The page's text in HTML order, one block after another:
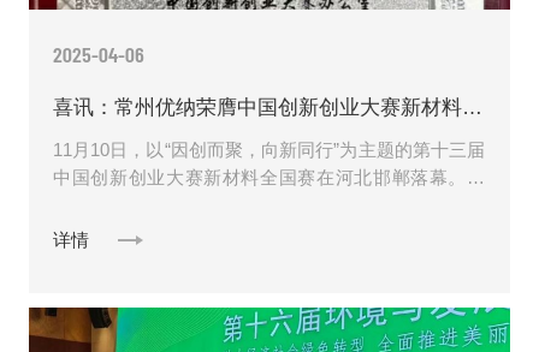
2025-04-06
喜讯：常州优纳荣膺中国创新创业大赛新材料全国赛成长组优秀奖
11月10日，以“因创而聚，向新同行”为主题的第十三届
中国创新创业大赛新材料全国赛在河北邯郸落幕。全
赛事决赛......
详情